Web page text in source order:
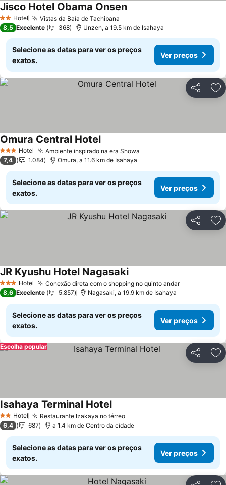
2 Estrelas
Hotel Vistas da Baía de Tachibana
Jisco Hotel Obama OnsenVer preços
8,5 Excelente 368 Unzen, a 19.5 km de Isahaya
Selecione as datas para ver os preços
exatos.
Ver preços
Partilhar
3 EstrelasHotel Ambiente inspirado na era Showa
Omura Central HotelVer preços
7,4 1.084 Omura, a 11.6 km de Isahaya
Selecione as datas para ver os preços
exatos.
Ver preços
Partilhar
3 EstrelasHotel Conexão direta com o shopping no quinto andarVer preços
JR Kyushu Hotel NagasakiVer preços
8,6 Excelente 5.857 Nagasaki, a 19.9 km de Isahaya
Selecione as datas para ver os preços
exatos.
Ver preços
Partilhar
Escolha popular
2 Estrelas
Hotel Restaurante Izakaya no térreoVer preços
Isahaya Terminal HotelVer preços
6,4 687 a 1.4 km de Centro da cidade
Selecione as datas para ver os preços
exatos.
Ver preços